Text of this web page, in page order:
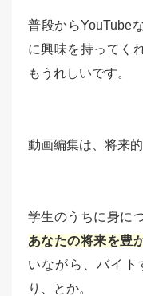
普段からYouTube
に興味を持ってく
もうれしいです。
動画編集は、将来
学生のうちに身に
あなたの将来を豊
いながら、バイト
り、とか。